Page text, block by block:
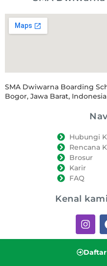
SMA Dwiwarna Boarding
Bogor, Jawa Barat, Indonesia
Hubungi
Rencana
Brosur
Karir
FAQ
Kenal